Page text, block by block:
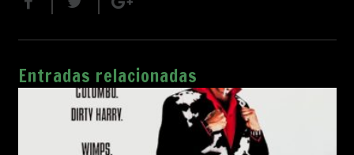
Entradas relacionadas